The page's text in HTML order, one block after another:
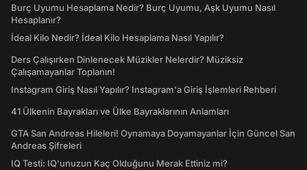
Burç Uyumu Hesaplama Nedir? Burç Uyumu, Aşk Uyumu Nasıl
Hesaplanır?
İdeal Kilo Nedir? İdeal Kilo Hesaplama Nasıl Yapılır?
Ders Çalışırken Dinlenecek Müzikler Nelerdir? Müziksiz
Çalışamayanlar Toplanın!
Instagram Giriş Nasıl Yapılır? Instagram'a Giriş İşlemleri Rehberi
41 Ülkenin Bayrakları ve Ülke Bayraklarının Anlamları
GTA San Andreas Hileleri! Oynamaya Doyamayanlar İçin Güncel San
Andreas Şifreleri
IQ Testi: IQ'unuzun Kaç Olduğunu Merak Ettiniz mi?